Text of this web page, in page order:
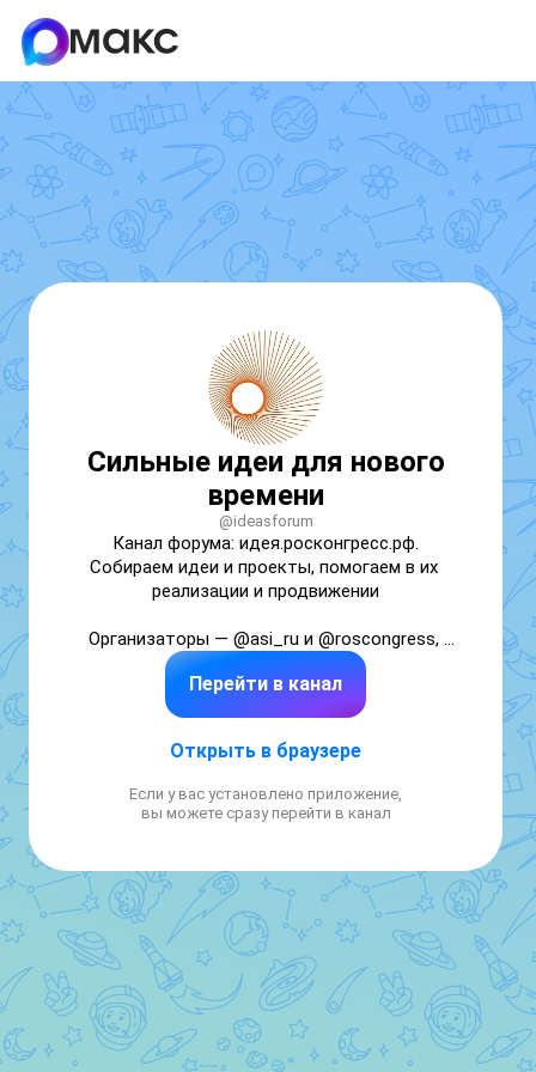
Сильные идеи для нового
времени
@ideasforum
Канал форума: идея.росконгресс.рф.
Собираем идеи и проекты, помогаем в их
реализации и продвижении
Организаторы — @asi_ru и @roscongress,
соорганизатор — @vebrf
#СтрануМеняютЛюди
Перейти в канал
Открыть в браузере
Если у вас установлено приложение,
вы можете сразу перейти в канал